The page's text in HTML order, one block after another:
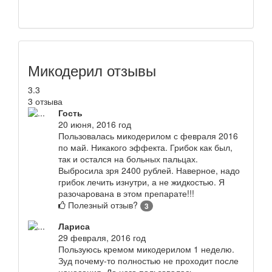
Микодерил отзывы
3.3
3 отзыва
Гость
20 июня, 2016 год
Пользовалась микодерилом с февраля 2016
по май. Никакого эффекта. Грибок как был,
так и остался на больных пальцах.
Выбросила зря 2400 рублей. Наверное, надо
грибок лечить изнутри, а не жидкостью. Я
разочарована в этом препарате!!!
Полезный отзыв?
3
Лариса
29 февраля, 2016 год
Пользуюсь кремом микодерилом 1 неделю.
Зуд почему-то полностью не проходит после